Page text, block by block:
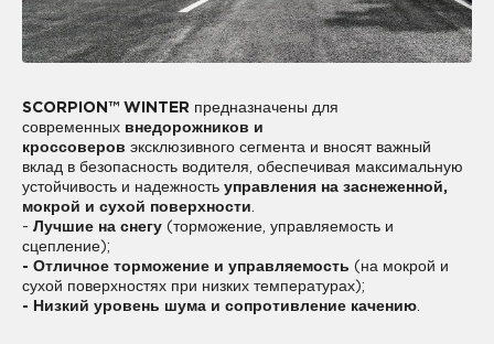
SCORPION™ WINTER предназначены для
современных внедорожников и
кроссоверов эксклюзивного сегмента и вносят важный
вклад в безопасность водителя, обеспечивая максимальную
устойчивость и надежность управления на заснеженной,
мокрой и сухой поверхности.
- Лучшие на снегу (торможение, управляемость и
сцепление);
- Отличное торможение и управляемость (на мокрой и
сухой поверхностях при низких температурах);
- Низкий уровень шума и сопротивление качению.